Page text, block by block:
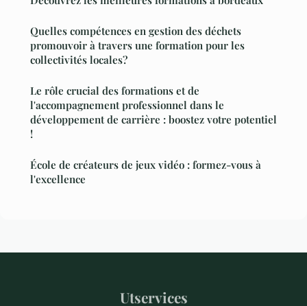
Quelles compétences en gestion des déchets
promouvoir à travers une formation pour les
collectivités locales?
Le rôle crucial des formations et de
l'accompagnement professionnel dans le
développement de carrière : boostez votre potentiel
!
École de créateurs de jeux vidéo : formez-vous à
l'excellence
Utservices